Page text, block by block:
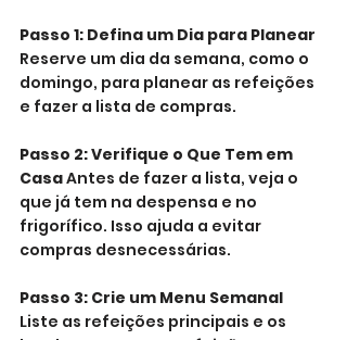
Passo 1: Defina um Dia para Planear
Reserve um dia da semana, como o
domingo, para planear as refeições
e fazer a lista de compras.
Passo 2: Verifique o Que Tem em
Casa Antes de fazer a lista, veja o
que já tem na despensa e no
frigorífico. Isso ajuda a evitar
compras desnecessárias.
Passo 3: Crie um Menu Semanal
Liste as refeições principais e os